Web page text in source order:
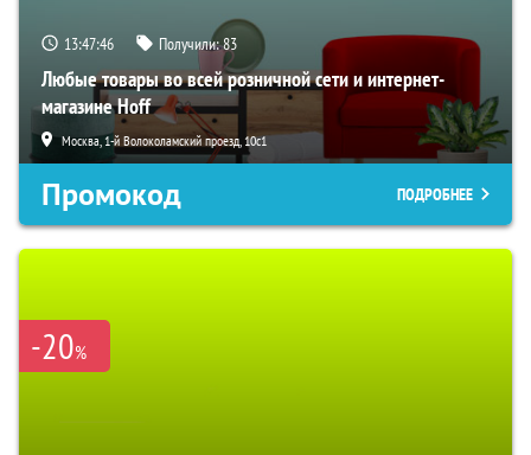
13:47:45 Получили:83
Любые товары во всей розничной сети и интернет-
магазине Hoff
Москва, 1-й Волоколамский проезд, 10с1
Промокод ПОДРОБНЕЕ
-20%